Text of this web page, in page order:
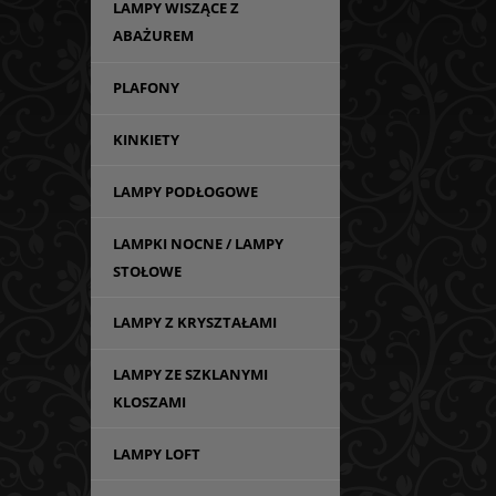
LAMPY WISZĄCE Z
ABAŻUREM
PLAFONY
KINKIETY
LAMPY PODŁOGOWE
LAMPKI NOCNE / LAMPY
STOŁOWE
LAMPY Z KRYSZTAŁAMI
LAMPY ZE SZKLANYMI
KLOSZAMI
LAMPY LOFT